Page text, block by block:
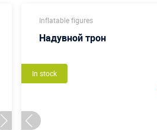
Inflatable figures
Надувной трон
In stock